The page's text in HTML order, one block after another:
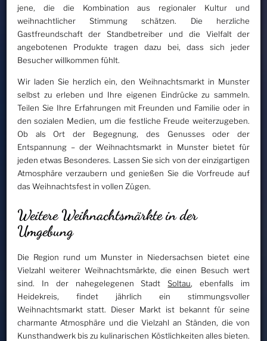
jene, die die Kombination aus regionaler Kultur und
weihnachtlicher Stimmung schätzen. Die herzliche
Gastfreundschaft der Standbetreiber und die Vielfalt der
angebotenen Produkte tragen dazu bei, dass sich jeder
Besucher willkommen fühlt.
Wir laden Sie herzlich ein, den Weihnachtsmarkt in Munster
selbst zu erleben und Ihre eigenen Eindrücke zu sammeln.
Teilen Sie Ihre Erfahrungen mit Freunden und Familie oder in
den sozialen Medien, um die festliche Freude weiterzugeben.
Ob als Ort der Begegnung, des Genusses oder der
Entspannung – der Weihnachtsmarkt in Munster bietet für
jeden etwas Besonderes. Lassen Sie sich von der einzigartigen
Atmosphäre verzaubern und genießen Sie die Vorfreude auf
das Weihnachtsfest in vollen Zügen.
Weitere Weihnachtsmärkte in der
Umgebung
Die Region rund um Munster in Niedersachsen bietet eine
Vielzahl weiterer Weihnachtsmärkte, die einen Besuch wert
sind. In der nahegelegenen StadtSoltau, ebenfalls im
Heidekreis, findet jährlich ein stimmungsvoller
Weihnachtsmarkt statt. Dieser Markt ist bekannt für seine
charmante Atmosphäre und die Vielzahl an Ständen, die von
Kunsthandwerk bis zu kulinarischen Köstlichkeiten alles bieten.